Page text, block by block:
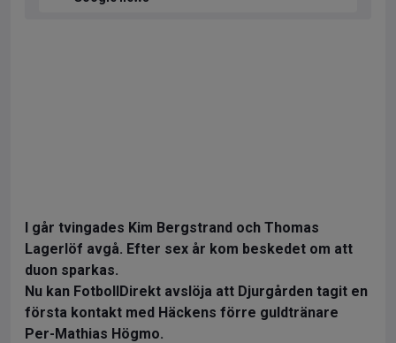
I går tvingades Kim Bergstrand och Thomas
Lagerlöf avgå. Efter sex år kom beskedet om att
duon sparkas.
Nu kan FotbollDirekt avslöja att Djurgården tagit en
första kontakt med Häckens förre guldtränare
Per-Mathias Högmo.